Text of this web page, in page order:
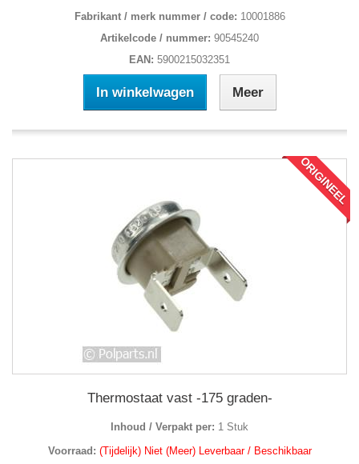
Fabrikant / merk nummer / code: 10001886
Artikelcode / nummer: 90545240
EAN: 5900215032351
In winkelwagen Meer
ORIGINEEL
Thermostaat vast -175 graden-
Inhoud / Verpakt per: 1 Stuk
Voorraad: (Tijdelijk) Niet (Meer) Leverbaar / Beschikbaar